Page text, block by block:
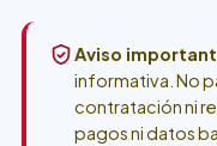
Aviso
informativa. No
contratación ni
pagos ni datos